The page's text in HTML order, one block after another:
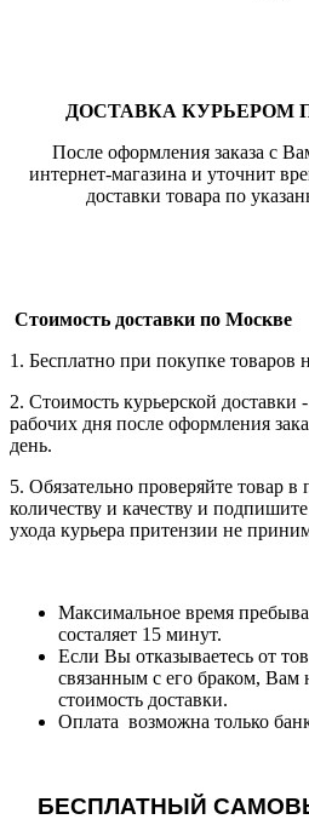
ДОСТАВКА КУРЬЕРОМ
После оформления заказа с
интернет-магазина и уточнит
доставки товара по
Стоимость доставки по Москве
1. Бесплатно при покупке товаров
2. Стоимость курьерской
рабочих дня после оформления
день.
5. Обязательно проверяйте товар в
количеству и качеству и
ухода курьера притензии не
Максимальное время
состаляет 15 минут.
Если Вы отказываетесь от
связанным с его браком, Вам
стоимость доставки.
Оплата возможна только
БЕСПЛАТНЫЙ